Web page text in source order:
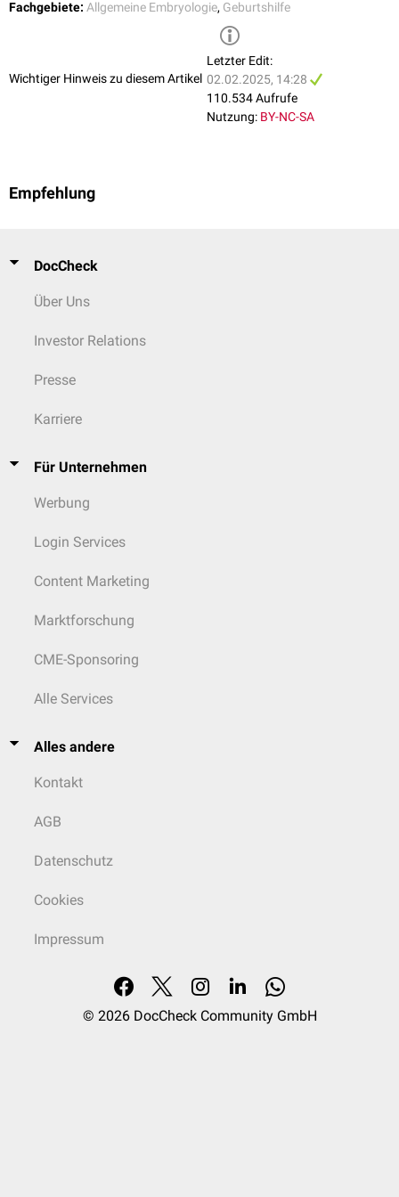
Fachgebiete: Allgemeine Embryologie, Geburtshilfe
Wichtiger Hinweis zu diesem Artikel
Letzter Edit:
02.02.2025, 14:28
110.534 Aufrufe
Nutzung: BY-NC-SA
Empfehlung
DocCheck
Über Uns
Investor Relations
Presse
Karriere
Für Unternehmen
Werbung
Login Services
Content Marketing
Marktforschung
CME-Sponsoring
Alle Services
Alles andere
Kontakt
AGB
Datenschutz
Cookies
Impressum
© 2026 DocCheck Community GmbH